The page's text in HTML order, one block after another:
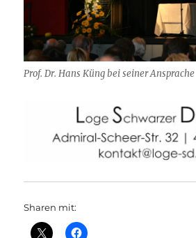
Prof. Dr. Hans Küng bei seiner Ansprache
Sharen mit: